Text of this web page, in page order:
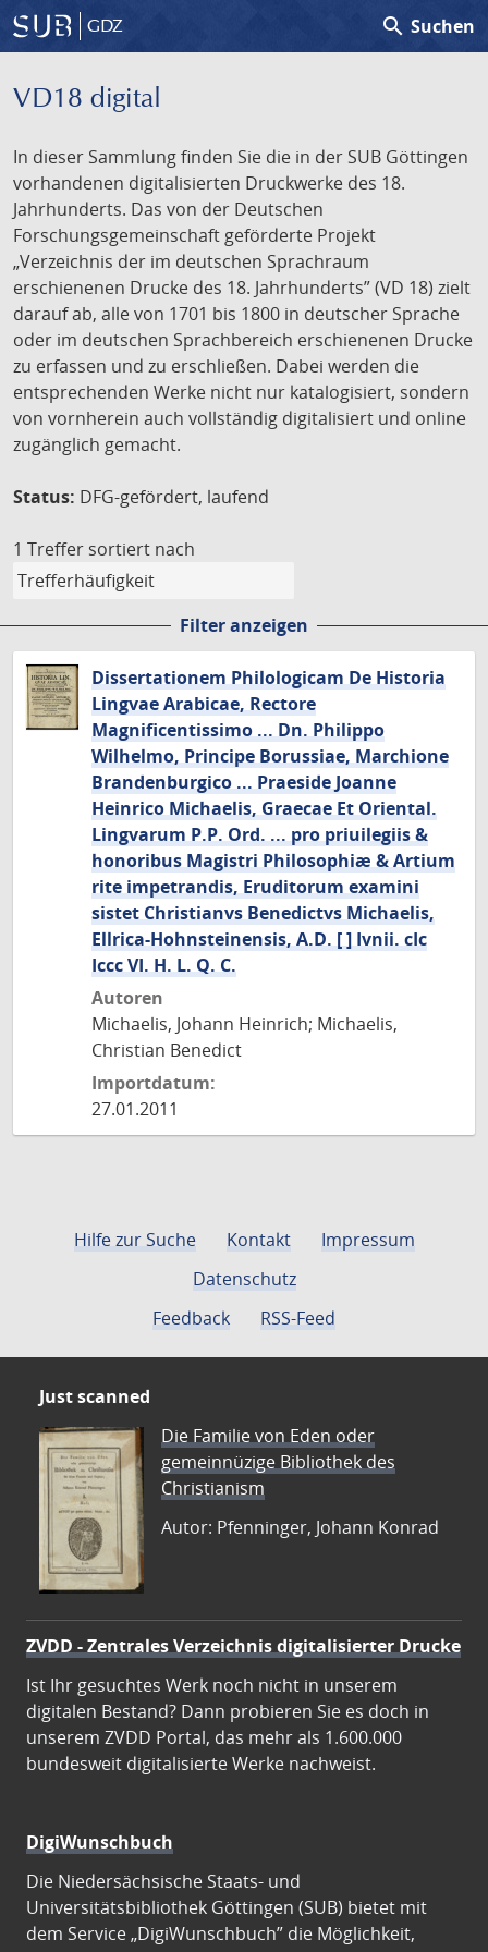
GDZ search Suchen
VD18 digital
In dieser Sammlung finden Sie die in der SUB Göttingen
vorhandenen digitalisierten Druckwerke des 18.
Jahrhunderts. Das von der Deutschen
Forschungsgemeinschaft geförderte Projekt
„Verzeichnis der im deutschen Sprachraum
erschienenen Drucke des 18. Jahrhunderts” (VD 18) zielt
darauf ab, alle von 1701 bis 1800 in deutscher Sprache
oder im deutschen Sprachbereich erschienenen Drucke
zu erfassen und zu erschließen. Dabei werden die
entsprechenden Werke nicht nur katalogisiert, sondern
von vornherein auch vollständig digitalisiert und online
zugänglich gemacht.
Status: DFG-gefördert, laufend
1 Treffer sortiert nach
Filter anzeigen
Dissertationem Philologicam De Historia
Lingvae Arabicae, Rectore
Magnificentissimo ... Dn. Philippo
Wilhelmo, Principe Borussiae, Marchione
Brandenburgico ... Praeside Joanne
Heinrico Michaelis, Graecae Et Oriental.
Lingvarum P.P. Ord. ... pro priuilegiis &
honoribus Magistri Philosophiæ & Artium
rite impetrandis, Eruditorum examini
sistet Christianvs Benedictvs Michaelis,
Ellrica-Hohnsteinensis, A.D. [ ] Ivnii. cIc
Iccc VI. H. L. Q. C.
Autoren
Michaelis, Johann Heinrich; Michaelis,
Christian Benedict
Importdatum:
27.01.2011
Hilfe zur Suche Kontakt
Impressum
Datenschutz
Feedback
RSS-Feed
Just scanned
Die Familie von Eden oder
gemeinnüzige Bibliothek des
Christianism
Autor: Pfenninger, Johann Konrad
ZVDD - Zentrales Verzeichnis digitalisierter Drucke
Ist Ihr gesuchtes Werk noch nicht in unserem
digitalen Bestand? Dann probieren Sie es doch in
unserem ZVDD Portal, das mehr als 1.600.000
bundesweit digitalisierte Werke nachweist.
DigiWunschbuch
Die Niedersächsische Staats- und
Universitätsbibliothek Göttingen (SUB) bietet mit
dem Service „DigiWunschbuch” die Möglichkeit,